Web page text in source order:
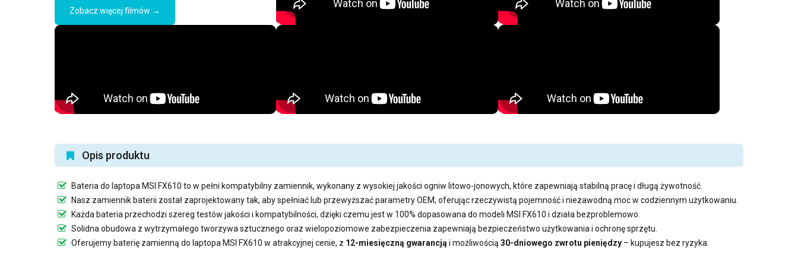
Zobacz więcej filmów →
Opis produktu
Bateria do laptopa MSI FX610 to w pełni kompatybilny zamiennik, wykonany z wysokiej jakości ogniw litowo-jonowych, które zapewniają stabilną pracę i długą żywotność.
Nasz zamiennik baterii został zaprojektowany tak, aby spełniać lub przewyższać parametry OEM, oferując rzeczywistą pojemność i niezawodną moc w codziennym użytkowaniu.
Każda bateria przechodzi szereg testów jakości i kompatybilności, dzięki czemu jest w 100% dopasowana do modeli MSI FX610 i działa bezproblemowo.
Solidna obudowa z wytrzymałego tworzywa sztucznego oraz wielopoziomowe zabezpieczenia zapewniają bezpieczeństwo użytkowania i ochronę sprzętu.
Oferujemybaterię zamienną do laptopa MSI FX610 w atrakcyjnej cenie, z 12-miesięczną gwarancją i możliwością 30-dniowego zwrotu pieniędzy – kupujesz bez ryzyka.